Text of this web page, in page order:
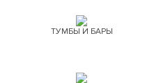
ТУМБЫ И БАРЫ